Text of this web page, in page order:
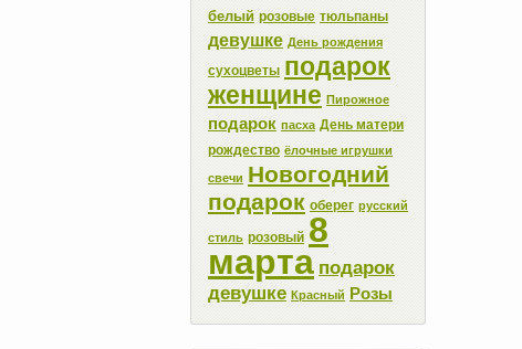
белый розовые тюльпаны
девушке День рождения
сухоцветы подарок
женщине Пирожное
подарок пасха День матери
рождество ёлочные игрушки
свечи Новогодний
подарок оберег русский
стиль розовый 8
марта подарок
девушке Красный Розы